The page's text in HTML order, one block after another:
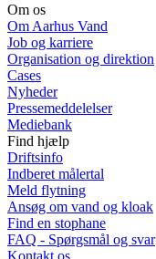
Om os
Om Aarhus Vand
Job og karriere
Organisation og direktion
Cases
Nyheder
Pressemeddelelser
Mediebank
Find hjælp
Driftsinfo
Indberet målertal
Meld flytning
Ansøg om vand og kloak
Find en stophane
FAQ - Spørgsmål og svar
Kontakt os